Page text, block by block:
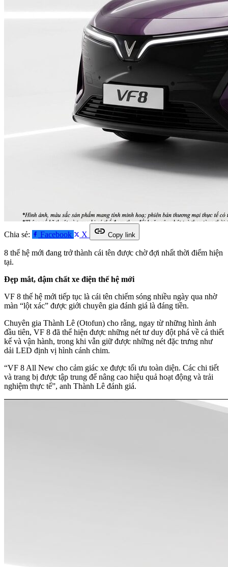
Chia sẻ: Facebook X link Copy link
8 thế hệ mới đang trở thành cái tên được chờ đợi nhất thời điểm hiện
tại.
Đẹp mắt, đậm chất xe điện thế hệ mới
VF 8 thế hệ mới tiếp tục là cái tên chiếm sóng nhiều ngày qua nhờ
màn “lột xác” được giới chuyên gia đánh giá là đáng tiền.
Chuyên gia Thành Lê (Otofun) cho rằng, ngay từ những hình ảnh
đầu tiên, VF 8 đã thể hiện được những nét tư duy đột phá về cả thiết
kế và vận hành, trong khi vẫn giữ được những nét đặc trưng như
dải LED định vị hình cánh chim.
“VF 8 All New cho cảm giác xe được tối ưu toàn diện. Các chi tiết
và trang bị được tập trung để nâng cao hiệu quả hoạt động và trải
nghiệm thực tế”, anh Thành Lê đánh giá.